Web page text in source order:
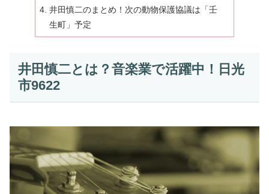
井田慎二のまとめ！次の動物保護協議は「壬
生町」予定
井田慎二とは？音楽業で活躍中！日光
市9622